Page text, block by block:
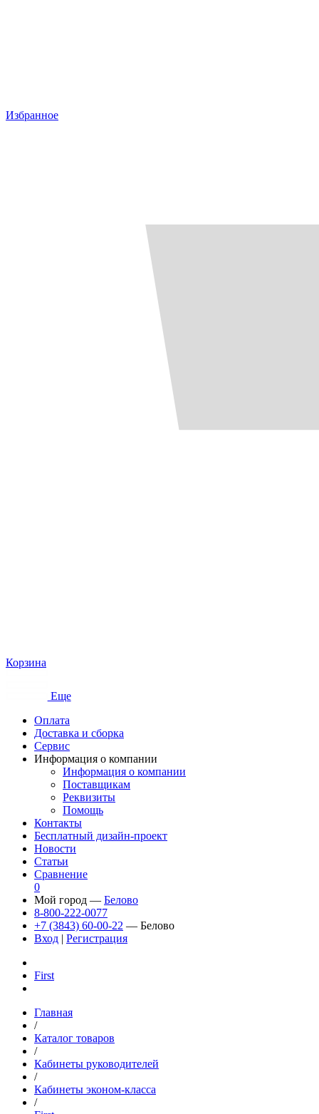
Избранное
Корзина
Еще
Оплата
Доставка и сборка
Сервис
Информация о компании
Информация о компании
Поставщикам
Реквизиты
Помощь
Контакты
Бесплатный дизайн-проект
Новости
Статьи
Сравнение
0
Мой город — Белово
8-800-222-0077
+7 (3843) 60-00-22 — Белово
Вход | Регистрация
First
Главная
/
Каталог товаров
/
Кабинеты руководителей
/
Кабинеты эконом-класса
/